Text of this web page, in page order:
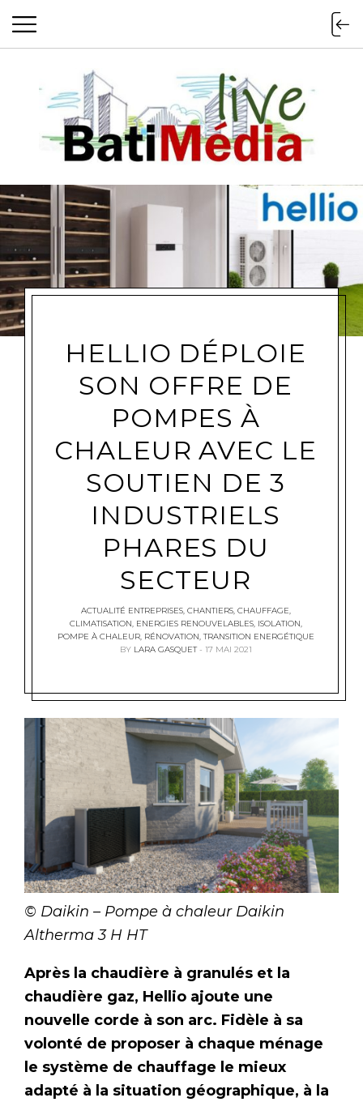
Batimedialive
HELLIO DÉPLOIE
SON OFFRE DE
POMPES À
CHALEUR AVEC LE
SOUTIEN DE 3
INDUSTRIELS
PHARES DU
SECTEUR
ACTUALITÉ ENTREPRISES, CHANTIERS, CHAUFFAGE,
CLIMATISATION, ENERGIES RENOUVELABLES, ISOLATION,
POMPE À CHALEUR, RÉNOVATION,TRANSITION ENERGÉTIQUE
BY LARA GASQUET 17 MAI 2021
© Daikin – Pompe à chaleur Daikin
Altherma 3 H HT
Après la chaudière à granulés et la
chaudière gaz, Hellio ajoute une
nouvelle corde à son arc. Fidèle à sa
volonté de proposer à chaque ménage
le système de chauffage le mieux
adapté à la situation géographique, à la